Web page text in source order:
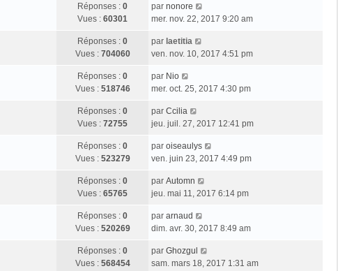
Réponses : 0
Vues : 60301
par nonore
mer. nov. 22, 2017 9:20 am
Réponses : 0
Vues : 704060
par laetitia
ven. nov. 10, 2017 4:51 pm
Réponses : 0
Vues : 518746
par Nio
mer. oct. 25, 2017 4:30 pm
Réponses : 0
Vues : 72755
par Ccilia
jeu. juil. 27, 2017 12:41 pm
Réponses : 0
Vues : 523279
par oiseaulys
ven. juin 23, 2017 4:49 pm
Réponses : 0
Vues : 65765
par Automn
jeu. mai 11, 2017 6:14 pm
Réponses : 0
Vues : 520269
par arnaud
dim. avr. 30, 2017 8:49 am
Réponses : 0
Vues : 568454
par Ghozgul
sam. mars 18, 2017 1:31 am